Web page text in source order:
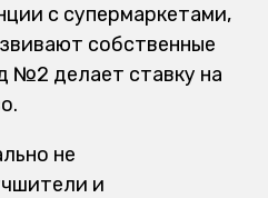
с супермаркетами,
собственные
№2 делает ставку на
не
и